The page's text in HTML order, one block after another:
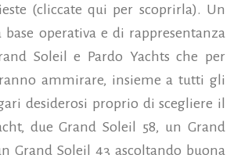
(cliccate qui per scoprirla). Un
base operativa e di rappresentanza
Soleil e Pardo Yachts che per
ammirare, insieme a tutti gli
desiderosi proprio di scegliere il
due Grand Soleil 58, un Grand
Grand Soleil 43 ascoltando buona